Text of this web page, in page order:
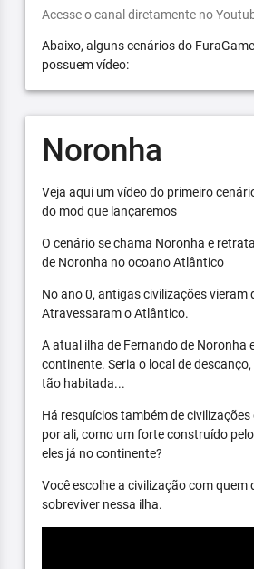
Acesse o canal diretamente no
Abaixo, alguns cenários do
possuem vídeo:
Noronha
Veja aqui um vídeo do primeiro
do mod que lançaremos
O cenário se chama Noronha e
de Noronha no ocoano Atlântico
No ano 0, antigas civilizações vieram
Atravessaram o Atlântico.
A atual ilha de Fernando de Noronha
continente. Seria o local de
tão habitada...
Há resquícios também de
por ali, como um forte construído
eles já no continente?
Você escolhe a civilização com quem
sobreviver nessa ilha.